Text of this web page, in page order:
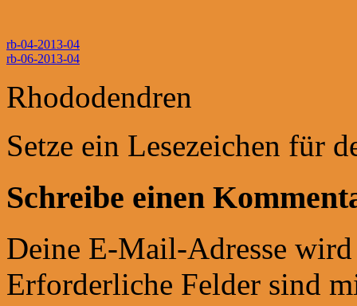
rb-04-2013-04
rb-06-2013-04
Rhododendren
Setze ein Lesezeichen für
Schreibe einen
Deine E-Mail-Adresse
Erforderliche Felder sind